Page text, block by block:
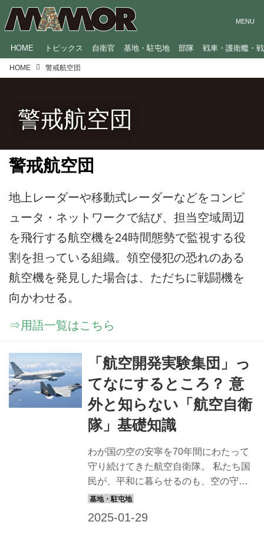
HOME トピックス 自衛官 基地・駐屯地 部隊 戦車・護衛艦・
HOME 警戒航空団
警戒航空団
警戒航空団
地上レーダーや移動式レーダーなどをコンピ
ュータ・ネットワークで結び、担当空域周辺
を飛行する航空機を24時間態勢で監視する役
割を担っている組織。領空侵犯の恐れのある
航空機を発見した場合は、ただちに戦闘機を
向かわせる。
⇒用語一覧はこちら
「航空開発実験集団」っ
てなにするところ？ 意
外と知らない「航空自衛
隊」基礎知識
わが国の空の安寧を70年間にわたって
守り続けてきた航空自衛隊。 私たち国
民が、平和に暮らせるのも、空の守護
神が常に目を光らせているからだ。